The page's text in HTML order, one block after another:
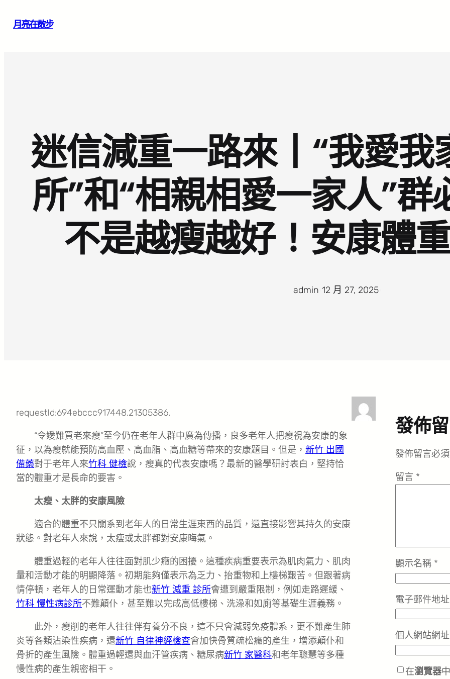
月亮在散步
迷信減重一路來丨“我愛我
所”和“相親相愛一家人”
不是越瘦越好！安康體
admin 12 月 27, 2025
requestId:694ebccc917448.21305386.
“令嬡難買老來瘦”至今仍在老年人群中廣為傳播，良多老年人把瘦視為安康的象
征，以為瘦就能預防高血壓、高血脂、高血糖等帶來的安康題目。但是， 新竹 出國
備藥對于老年人來竹科 健檢說，瘦真的代表安康嗎？最新的醫學研討表白，堅持恰
當的體重才是長命的要害。
太瘦、太胖的安康風險
適合的體重不只關系到老年人的日常生涯東西的品質，還直接影響其持久的安康
狀態。對老年人來說，太瘦或太胖都對安康晦氣。
體重過輕的老年人往往面對肌少癥的困擾。這種疾病重要表示為肌肉氣力、肌肉
量和活動才能的明顯降落。初期能夠僅表示為乏力、抬重物和上樓梯艱苦。但跟著病
情停頓，老年人的日常運動才能也新竹 減重 診所會遭到嚴重限制，例如走路遲緩、
竹科 慢性病診所不難顛仆，甚至難以完成高低樓梯、洗澡和如廁等基礎生涯義務。
此外，瘦削的老年人往往伴有養分不良，這不只會減弱免疫體系，更不難產生肺
炎等各類沾染性疾病，還新竹 自律神經檢查會加快骨質疏松癥的產生，增添顛仆和
骨折的產生風險。體重過輕還與血汗管疾病、糖尿病新竹 家醫科和老年聰慧等多種
慢性病的產生親密相干。
發佈
發佈留言必
留言 *
顯示名稱 *
電子郵件地址
個人網站網址
在瀏覽器